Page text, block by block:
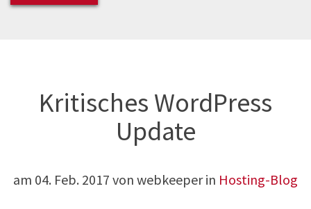
Kritisches WordPress
Update
am 04. Feb. 2017 von webkeeper in Hosting-Blog